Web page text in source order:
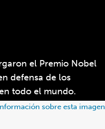
sobre esta imagen
el Premio Nobel
defensa de los
todo el mundo.